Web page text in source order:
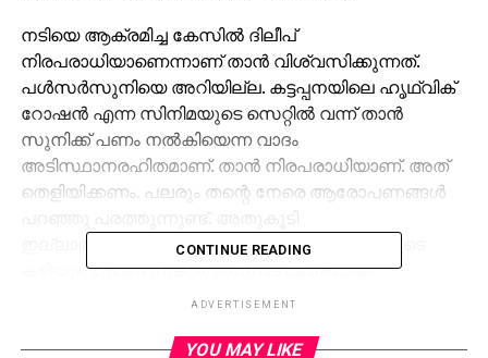
നടിയെ ആക്രമിച്ച കേസില്‍ ദിലീപ്
നിരപരാധിയാണെന്നാണ് താന്‍ വിശ്വസിക്കുന്നത്.
പള്‍സര്‍സുനിയെ അറിയില്ല. കട്ടപ്പനയിലെ ഹൃഥ്വിക്
റോഷന്‍ എന്ന സിനിമയുടെ സെറ്റില്‍ വന്ന് താന്‍
സുനിക്ക് പണം നല്‍കിയെന്ന വാദം
അടിസ്ഥാനരഹിതമാണ്. താന്‍ നിരപരാധിയാണ്. അത്
തെളിയിക്കണം. പലരും തന്റെ നേരെ ആരോപണങ്ങള്‍
ഇല്ലാതാക്കുന്നതിന് ഈ ചോദ്യം ചെയ്യലിലൂടെ
കഴിയും. പോലീസുകാര്‍ തന്നോട് മോശമായി
പെരുമാറിയിട്ടില്ലെന്നും നാദിര്‍ഷാ പറഞ്ഞു.
കഴിഞ്ഞ ദിവസം ഹൈക്കോടതിയുടെ നിര്‍ദ്ദേശപ്രകാരം
CONTINUE READING
ADVERTISEMENT
YOU MAY LIKE